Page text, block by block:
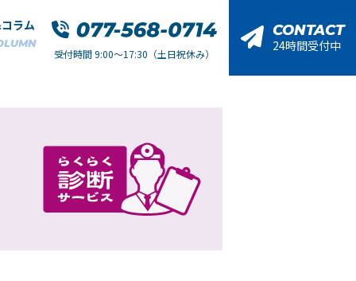
ラム
受付時間 9:00～17:30（土日祝休み）
CONTACT
24時間受付中